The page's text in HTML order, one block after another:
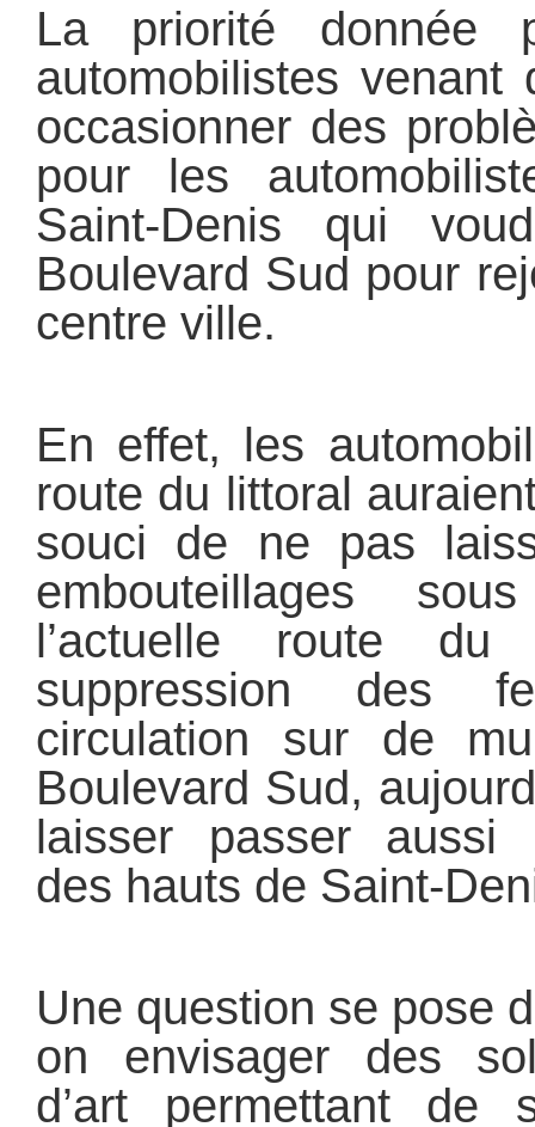
La priorité donnée
automobilistes venant
occasionner des
pour les
Saint-Denis qui
Boulevard Sud pour
centre ville.
En effet, les
route du littoral
souci de ne pas
embouteillages
l’actuelle route
suppression des
circulation sur de
Boulevard Sud,
laisser passer aussi
des hauts de Saint-
Une question se pose
on envisager des
d’art permettant de